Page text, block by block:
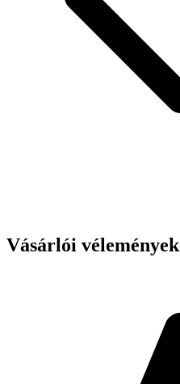
Vásárlói vélemények